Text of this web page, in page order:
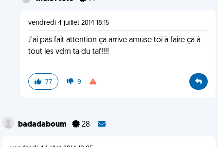
vendredi 4 juillet 2014 18:15
J'ai pas fait attention ça arrive amuse toi à faire ça à
tout les vdm ta du taf!!!!
77 9
badadaboum 28